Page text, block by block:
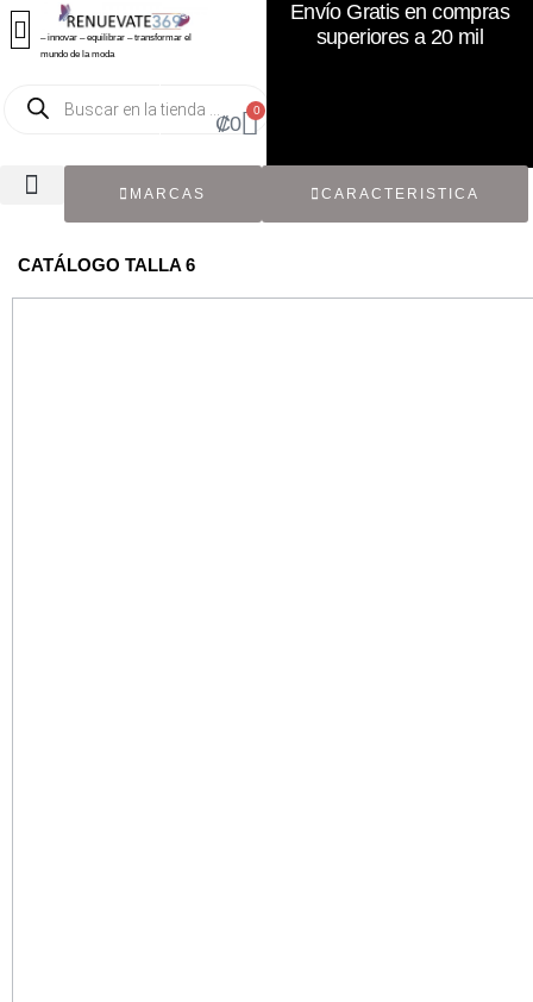
– innovar – equilibrar – transformar el
mundo de la moda
₡0
0
Envío Gratis en compras
superiores a 20 mil
MARCAS CARACTERISTICA
CATÁLOGO TALLA 6